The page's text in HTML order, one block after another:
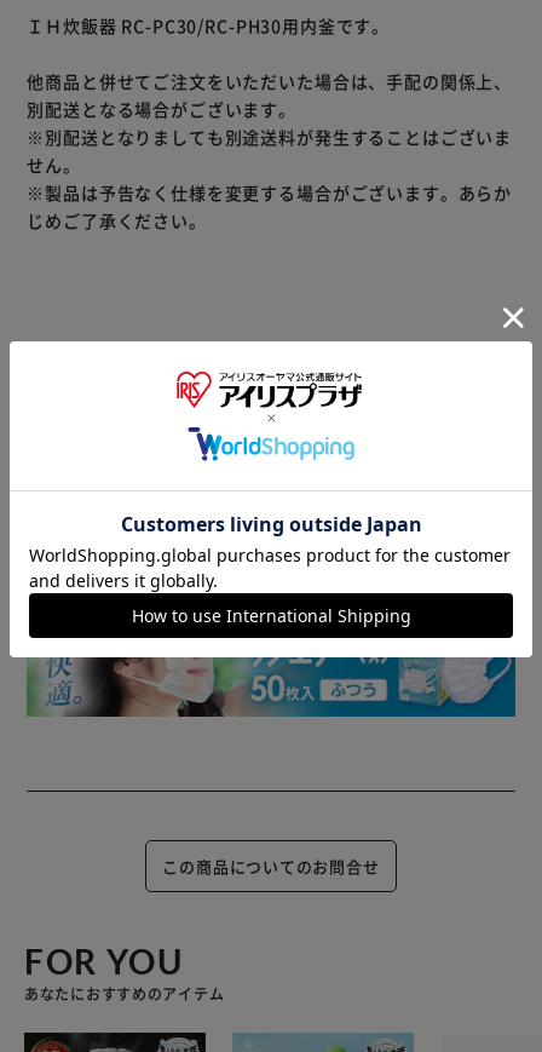
ＩＨ炊飯器 RC-PC30/RC-PH30用内釜です。
他商品と併せてご注文をいただいた場合は、手配の関係上、
別配送となる場合がございます。
※別配送となりましても別途送料が発生することはございま
せん。
※製品は予告なく仕様を変更する場合がございます。あらか
じめご了承ください。
▼ 食品・飲料おすすめ ▼
この商品についてのお問合せ
FOR YOU
あなたにおすすめのアイテム